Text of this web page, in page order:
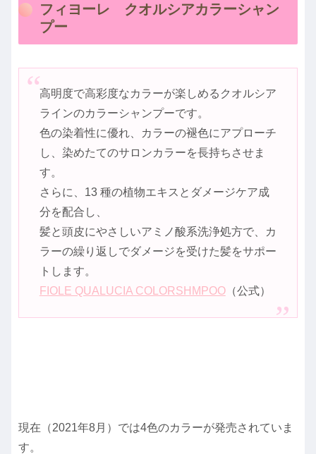
フィヨーレ クオルシアカラーシャン
プー
高明度で高彩度なカラーが楽しめるクオルシア
ラインのカラーシャンプーです。
色の染着性に優れ、カラーの褪色にアプローチ
し、染めたてのサロンカラーを長持ちさせま
す。
さらに、13 種の植物エキスとダメージケア成
分を配合し、
髪と頭皮にやさしいアミノ酸系洗浄処方で、カ
ラーの繰り返しでダメージを受けた髪をサポー
トします。
FIOLE QUALUCIA COLORSHMPOO（公式）
現在（2021年8月）では4色のカラーが発売されていま
す。